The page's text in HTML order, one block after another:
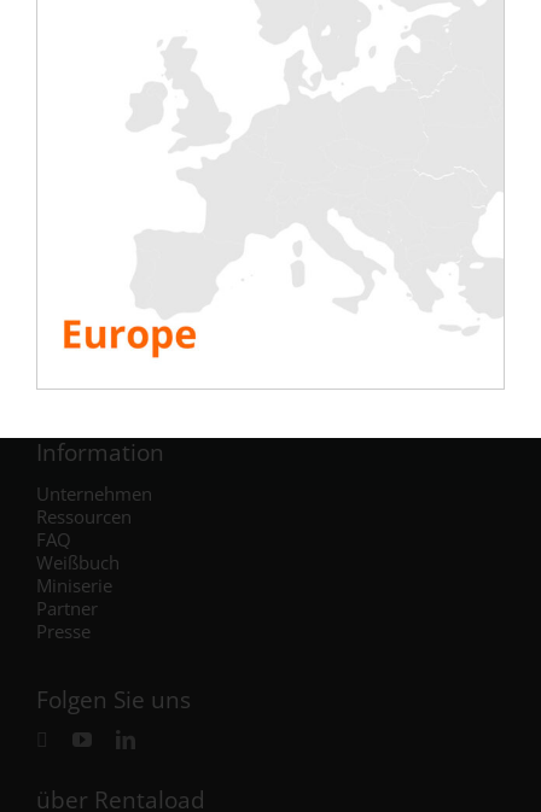
Klimaanlage
Stromerzeuger
Wechselrichter
IST Commissioning
Information
Unternehmen
Ressourcen
FAQ
Weißbuch
Miniserie
Partner
Presse
Folgen Sie uns
über Rentaload